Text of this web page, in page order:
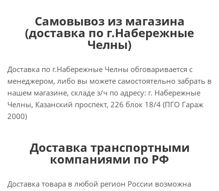
Самовывоз из магазина
(доставка по г.Набережные
Челны)
Доставка по г.Набережные Челны обговаривается с
менеджером, либо вы можете самостоятельно забрать в
нашем магазине, складе з/ч по адресу: г. Набережные
Челны, Казанский проспект, 226 блок 18/4 (ПГО Гараж
2000)
Доставка транспортными
компаниями по РФ
Доставка товара в любой регион России возможна